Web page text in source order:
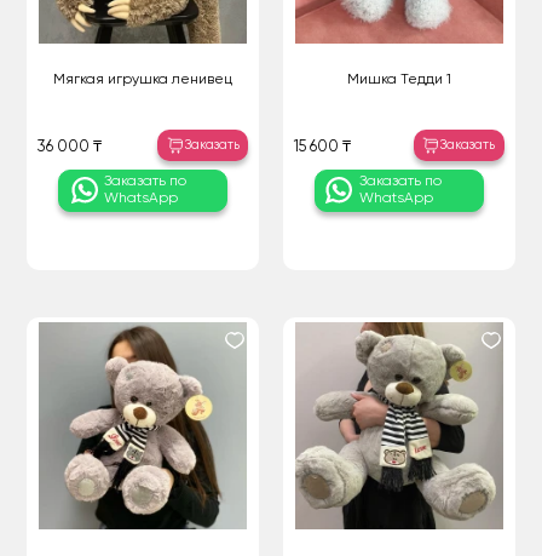
Мягкая игрушка ленивец
36 000 ₸ Заказать
Заказать по
WhatsApp
Мишка Тедди 1
15 600 ₸ Заказать
Заказать по
WhatsApp